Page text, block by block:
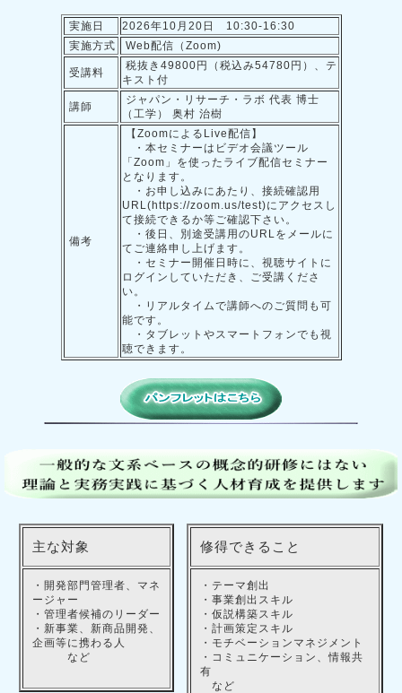
実施日
2026年10月20日 10:30-16:30
実施方式
Web配信（Zoom)
受講料
税抜き49800円（税込み54780円）、テ
キスト付
講師
ジャパン・リサーチ・ラボ 代表 博士
（工学） 奥村 治樹
備考
【ZoomによるLive配信】
・本セミナーはビデオ会議ツール
「Zoom」を使ったライブ配信セミナー
となります。
・お申し込みにあたり、接続確認用
URL(https://zoom.us/test)にアクセスし
て接続できるか等ご確認下さい。
・後日、別途受講用のURLをメールに
てご連絡申し上げます。
・セミナー開催日時に、視聴サイトに
ログインしていただき、ご受講くださ
い。
・リアルタイムで講師へのご質問も可
能です。
・タブレットやスマートフォンでも視
聴できます。
主な対象
・開発部門管理者、マネ
ージャー
・管理者候補のリーダー
・新事業、新商品開発、
企画等に携わる人
など
修得できること
・テーマ創出
・事業創出スキル
・仮説構築スキル
・計画策定スキル
・モチベーションマネジメント
・コミュニケーション、情報共
有
など